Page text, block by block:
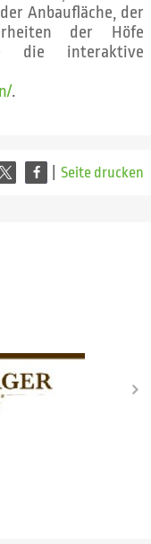
Anbaufläche, der
der Höfe
die interaktive
.
Seite drucken